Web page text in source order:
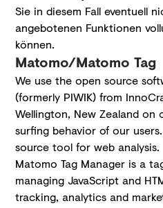
Sie in diesem Fall eventuell
angebotenen Funktionen
können.
Matomo/Matomo Tag
We use the open source
(formerly PIWIK) from
Wellington, New Zealand
surfing behavior of our
source tool for web analysis.
Matomo Tag Manager is a
managing JavaScript and
tracking, analytics and